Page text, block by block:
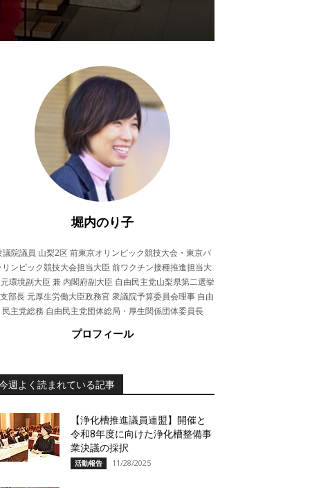
堀内のり子
議院議員 山梨2区 前東京オリンピック競技大会・東京パ
リンピック競技大会担当大臣 前ワクチン接種推進担当大
環境副大臣 兼 内閣府副大臣 自由民主党山梨県第二選挙
部長 元厚生労働大臣政務官 衆議院予算委員会理事 自由
民主党総務 自由民主党団体総局・厚生関係団体委員長
プロフィール
週よく読まれている記事
【浄化槽推進議員連盟】開催と
令和8年度に向けた浄化槽整備事
業決議の採択
活動報告 11/28/2025